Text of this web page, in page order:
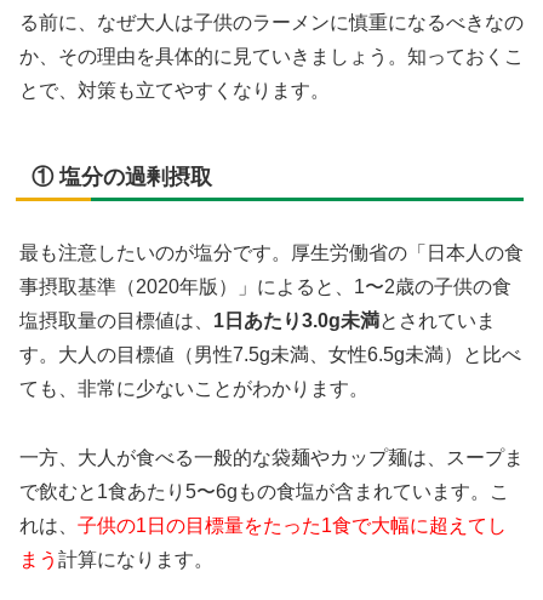
る前に、なぜ大人は子供のラーメンに慎重になるべきなの
か、その理由を具体的に見ていきましょう。知っておくこ
とで、対策も立てやすくなります。
① 塩分の過剰摂取
最も注意したいのが塩分です。厚生労働省の「日本人の食
事摂取基準（2020年版）」によると、1〜2歳の子供の食
塩摂取量の目標値は、 1日あたり3.0g未満とされていま
す。大人の目標値（男性7.5g未満、女性6.5g未満）と比べ
ても、非常に少ないことがわかります。
一方、大人が食べる一般的な袋麺やカップ麺は、スープま
で飲むと1食あたり5〜6gもの食塩が含まれています。こ
れは、 子供の1日の目標量をたった1食で大幅に超えてし
まう 計算になります。